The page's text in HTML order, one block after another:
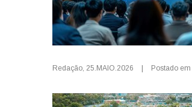
Redação, 25.MAIO.2026 Postado em